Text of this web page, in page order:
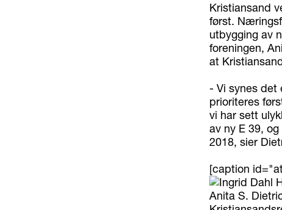
Kristiansand
først.
utbygging av
foreningen,
at
- Vi synes det
prioriteres
vi har sett
av ny E 39,
2018, sier
[caption